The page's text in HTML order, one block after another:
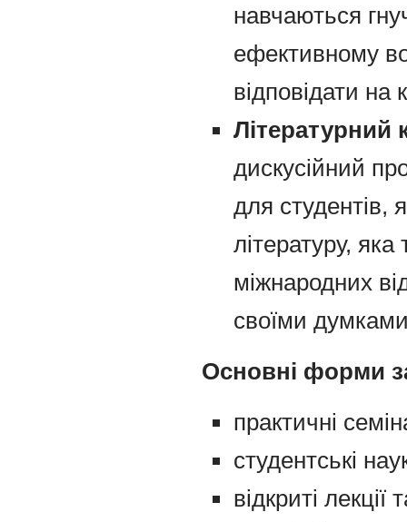
навчаються
ефективному
відповідати на
Літературний
дискусійний
для студентів,
літературу,
міжнародних
своїми
Основні форми
практичні
студентські
відкриті